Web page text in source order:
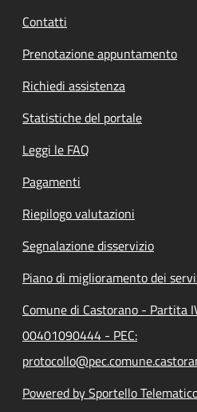
Contatti
Prenotazione appuntamento
Richiedi assistenza
Statistiche del portale
Leggi le FAQ
Pagamenti
Riepilogo valutazioni
Segnalazione disservizio
Piano di miglioramento dei
Comune di Castorano - Partita
00401090444 - PEC:
Powered by Sportello